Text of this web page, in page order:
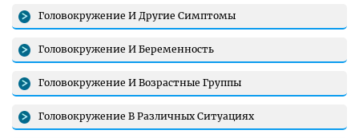
Головокружение И Другие Симптомы
Головокружение И Беременность
Головокружение И Возрастные Группы
Головокружение В Различных Ситуациях